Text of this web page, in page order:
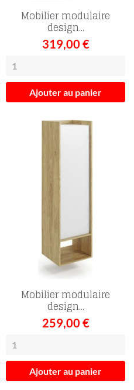
Mobilier modulaire
design...
319,00 €
Ajouter au panier
Mobilier modulaire
design...
259,00 €
Ajouter au panier